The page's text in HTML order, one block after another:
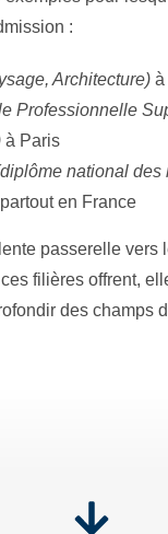
:
Architecture) à
Professionnelle
à Paris
national des
en France
passerelle vers
filières offrent,
des champs